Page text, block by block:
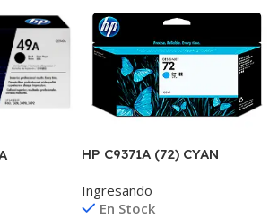
HP C9371A (72) CYAN
795/790 130ML UK
Ingresando
En Stock